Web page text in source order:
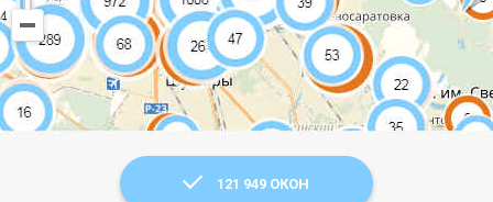
121 949 ОКОН